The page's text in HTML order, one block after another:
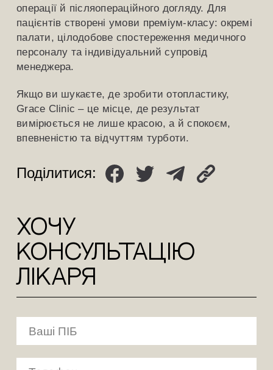
операції й післяопераційного догляду. Для
пацієнтів створені умови преміум-класу: окремі
палати, цілодобове спостереження медичного
персоналу та індивідуальний супровід
менеджера.
Якщо ви шукаєте, де зробити отопластику,
Grace Clinic – це місце, де результат
вимірюється не лише красою, а й спокоєм,
впевненістю та відчуттям турботи.
Поділитися:
ХОЧУ
КОНСУЛЬТАЦіЮ
лікаря